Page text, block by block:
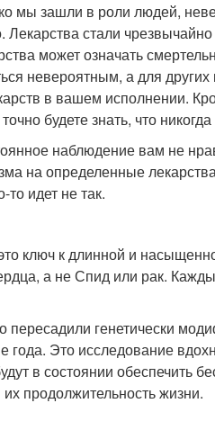
мы зашли в роли людей,
стали
может означать
невероятным, а для
в вашем исполнении.
будете знать, что
наблюдение вам не
на определенные
то идет не так.
ключ к длинной и
а не Спид или рак.
генетически
года. Это исследование
в состоянии обеспечить
продолжительность жизни.